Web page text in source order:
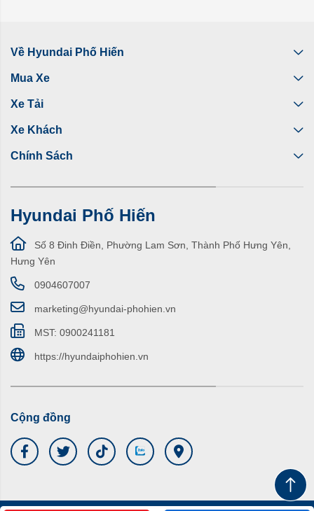
Về Hyundai Phố Hiến
Mua Xe
Xe Tải
Xe Khách
Chính Sách
Hyundai Phố Hiến
Số 8 Đinh Điền, Phường Lam Sơn, Thành Phố Hưng Yên,
Hưng Yên
0904607007
marketing@hyundai-phohien.vn
MST: 0900241181
https://hyundaiphohien.vn
Cộng đồng